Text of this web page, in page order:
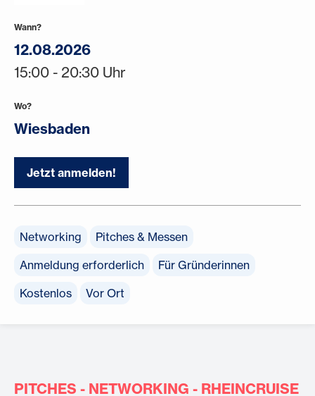
Wann?
12.08.2026
15:00 - 20:30 Uhr
Wo?
Wiesbaden
Jetzt anmelden!
Networking
Pitches & Messen
Anmeldung erforderlich
Für Gründerinnen
Kostenlos
Vor Ort
PITCHES - NETWORKING - RHEINCRUISE